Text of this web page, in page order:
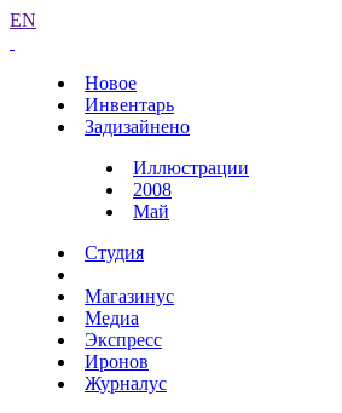
EN
Новое
Инвентарь
Задизайнено
Иллюстрации
2008
Май
Студия
Магазинус
Медиа
Экспресс
Иронов
Журналус